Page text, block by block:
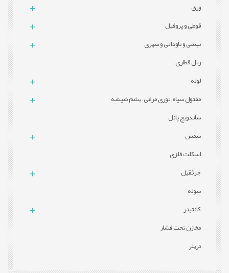
ورق
قوطی و پروفيل
نبشی و ناودانی و سپری
ریل قطاری
لوله
مفتول سیاه، توری مرغی، پشم شیشه
ساندویچ پانل
شمش
اسکلت فلزی
جرثقیل
سوله
کانتینر
مخازن تحت فشار
تریلر